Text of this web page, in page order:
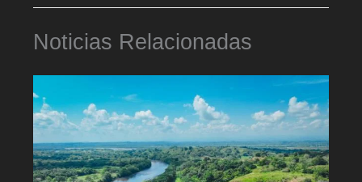
Noticias Relacionadas